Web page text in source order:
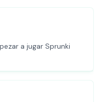
a jugar Sprunki